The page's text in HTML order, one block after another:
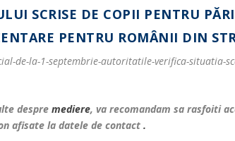
SCRISE DE COPII PENTRU
PENTRU ROMÂNII DIN
de-la-1-septembrie-autoritatile-verifica-situatia-
despremediere, va recomandam sa rasfoiti
afisate la datele de contact.